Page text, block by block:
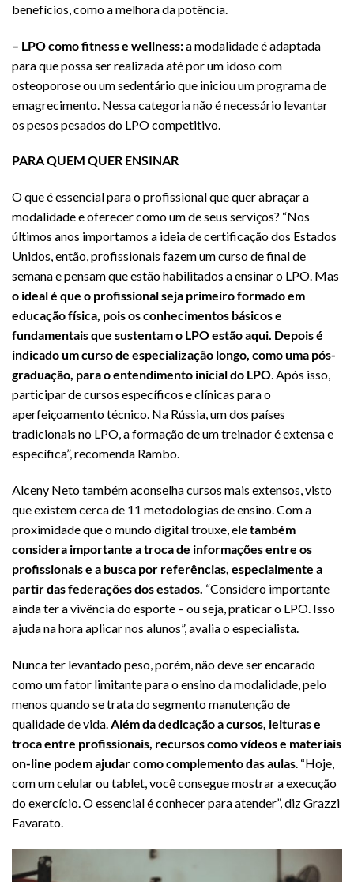
benefícios, como a melhora da potência.
– LPO como fitness e wellness:a modalidade é adaptada
para que possa ser realizada até por um idoso com
osteoporose ou um sedentário que iniciou um programa de
emagrecimento. Nessa categoria não é necessário levantar
os pesos pesados do LPO competitivo.
PARA QUEM QUER ENSINAR
O que é essencial para o profissional que quer abraçar a
modalidade e oferecer como um de seus serviços? “Nos
últimos anos importamos a ideia de certificação dos Estados
Unidos, então, profissionais fazem um curso de final de
semana e pensam que estão habilitados a ensinar o LPO. Mas
o ideal é que o profissional seja primeiro formado em
educação física, pois os conhecimentos básicos e
fundamentais que sustentam o LPO estão aqui. Depois é
indicado um curso de especialização longo, como uma pós-
graduação, para o entendimento inicial do LPO. Após isso,
participar de cursos específicos e clínicas para o
aperfeiçoamento técnico. Na Rússia, um dos países
tradicionais no LPO, a formação de um treinador é extensa e
específica”, recomenda Rambo.
Alceny Neto também aconselha cursos mais extensos, visto
que existem cerca de 11 metodologias de ensino. Com a
proximidade que o mundo digital trouxe, eletambém
considera importante a troca de informações entre os
profissionais e a busca por referências, especialmente a
partir das federações dos estados. “Considero importante
ainda ter a vivência do esporte – ou seja, praticar o LPO. Isso
ajuda na hora aplicar nos alunos”, avalia o especialista.
Nunca ter levantado peso, porém, não deve ser encarado
como um fator limitante para o ensino da modalidade, pelo
menos quando se trata do segmento manutenção de
qualidade de vida. Além da dedicação a cursos, leituras e
troca entre profissionais, recursos como vídeos e materiais
on-line podem ajudar como complemento das aulas . “Hoje,
com um celular ou tablet, você consegue mostrar a execução
do exercício. O essencial é conhecer para atender”, diz Grazzi
Favarato.